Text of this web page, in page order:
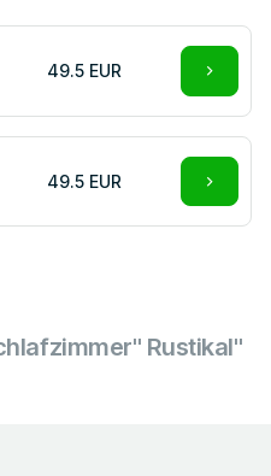
49.5 EUR
49.5 EUR
Rustikal"